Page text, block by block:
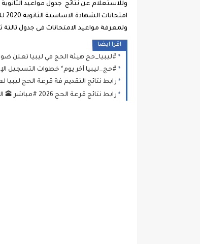
امتحانات الشهادة الاساسية الثانوية 2020 للصف الثالث الثانوي.
ولمعرفة مواعيد الامتحانات فى جدول تالتة
اقرا ايضا
#ليبيا_حج هيئة الحج في ليبيا تعلن ضوابط وشروط
#حج_ليبيا آخر يوم* خطوات التسجيل
رابط نتائج التقديم فة قرعة الحج ليبيا لعام 2026 عبر منصة حجاج الاستعلام عن أسماء الفائزين في
رابط نتائج قرعة الحج 2026 #مباشر 🕋 التسجيل في قرعة منصة «حجاج» | مواعيد قرعة الحج 2026 في ليبيا ورابط الشرح والتقديم